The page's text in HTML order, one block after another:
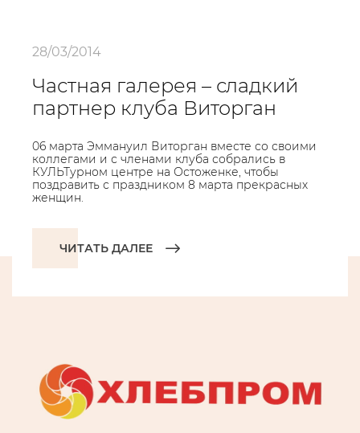
28/03/2014
Частная галерея – сладкий
партнер клуба Виторган
06 марта Эммануил Виторган вместе со своими
коллегами и с членами клуба собрались в
КУЛЬТурном центре на Остоженке, чтобы
поздравить с праздником 8 марта прекрасных
женщин.
ЧИТАТЬ ДАЛЕЕ